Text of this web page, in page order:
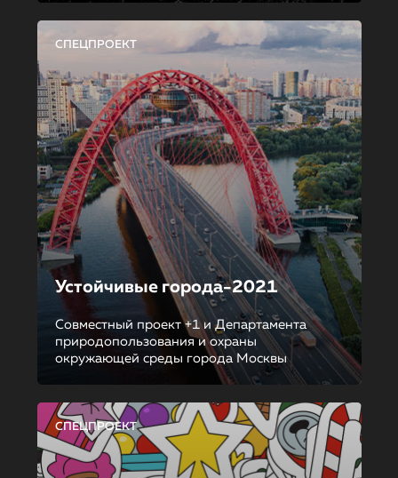
СПЕЦПРОЕКТ
Устойчивые города-2021
Совместный проект +1 и Департамента
природопользования и охраны
окружающей среды города Москвы
СПЕЦПРОЕКТ